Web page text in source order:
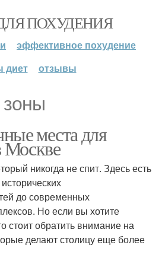
ПОХУДЕНИЯ
эффективное похудение
диет
отзывы
места для
Москве
никогда не спит. Здесь есть
до современных
Но если вы хотите
стоит обратить внимание на
делают столицу еще более